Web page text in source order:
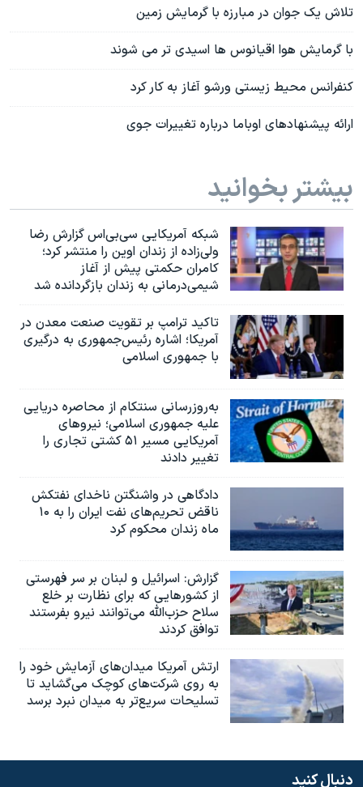
تلاش یک جوان در مبارزه با گرمایش زمین
با گرمایش هوا اقیانوس ها اسیدی تر می شوند
کنفرانس محیط زیستی ورشو آغاز به کار کرد
ارائه پیشنهادهای اوباما درباره تغییرات جوی
بیشتر بخوانید
شبکه آمریکایی سی‌بی‌‌اس گزارش رضا
ولی‌زاده از زندان اوین را منتشر کرد؛
کامران حکمتی پیش از آغاز
شیمی‌درمانی به زندان بازگردانده شد
تاکید ترامپ بر تقویت صنعت معدن در
آمریکا؛ اشاره رئیس‌جمهوری به درگیری
با جمهوری اسلامی
به‌روزرسانی سنتکام از محاصره دریایی
علیه جمهوری اسلامی؛ نیروهای
آمریکایی مسیر ۵۱ کشتی تجاری را
تغییر دادند
دادگاهی در واشنگتن ناخدای نفتکش
ناقض تحریم‌های نفت ایران را به ۱۰
ماه زندان محکوم کرد
گزارش‌: اسرائيل و لبنان بر سر فهرستی
از کشورهایی که برای نظارت بر خلع
سلاح حزب‌الله می‌توانند نیرو بفرستند
توافق کردند
ارتش آمریکا میدان‌های آزمایش خود را
به روی شرکت‌های کوچک می‌گشاید تا
تسلیحات سریع‌تر به میدان نبرد برسد
دنبال کنید